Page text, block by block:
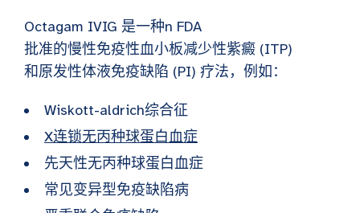
Octagam IVIG 是一种n FDA
批准的慢性免疫性血小板减少性紫癜 (ITP)
和原发性体液免疫缺陷 (PI) 疗法，例如：
Wiskott-aldrich综合征
X连锁无丙种球蛋白血症
先天性无丙种球蛋白血症
常见变异型免疫缺陷病